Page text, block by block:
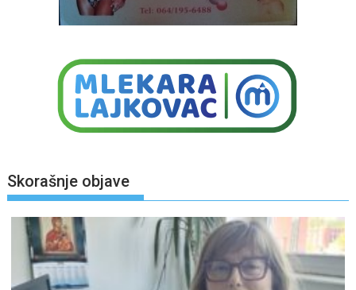
Skorašnje objave